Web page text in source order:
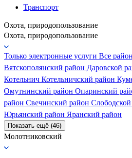
Транспорт
Охота, природопользование
Охота, природопользование
Только электронные услуги Все
Вятскополянский район Даровской
Котельнич Котельничский район
Омутнинский район Опаринский
район Свечинский район Слободской
Юрьянский район Яранский район
Показать ещё (46)
Молотниковский